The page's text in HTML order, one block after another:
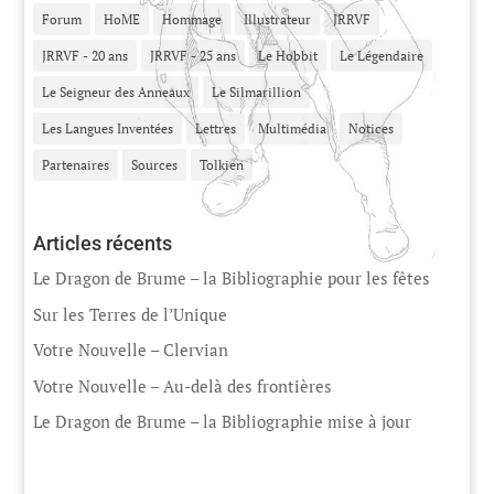
Forum HoME Hommage Illustrateur JRRVF
JRRVF - 20 ans JRRVF - 25 ans Le Hobbit Le Légendaire
Le Seigneur des Anneaux Le Silmarillion
Les Langues Inventées Lettres Multimédia Notices
Partenaires Sources Tolkien
Articles récents
Le Dragon de Brume – la Bibliographie pour les fêtes
Sur les Terres de l’Unique
Votre Nouvelle – Clervian
Votre Nouvelle – Au-delà des frontières
Le Dragon de Brume – la Bibliographie mise à jour